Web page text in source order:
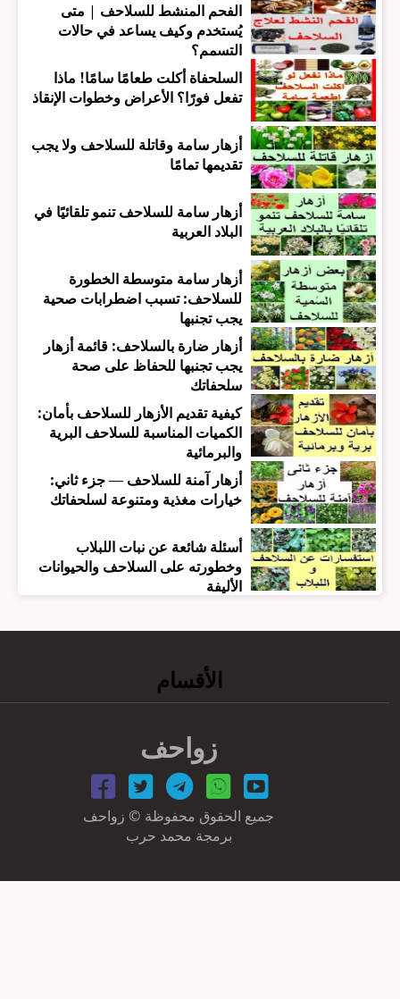
الفحم المنشط للسلاحف | متى
يُستخدم وكيف يساعد في حالات
التسمم؟
السلحفاة أكلت طعامًا سامًا! ماذا
تفعل فورًا؟ الأعراض وخطوات الإنقاذ
أزهار سامة وقاتلة للسلاحف ولا يجب
تقديمها تمامًا
أزهار سامة للسلاحف تنمو تلقائيًا في
البلاد العربية
أزهار سامة متوسطة الخطورة
للسلاحف: تسبب اضطرابات صحية
يجب تجنبها
أزهار ضارة بالسلاحف: قائمة أزهار
يجب تجنبها للحفاظ على صحة
سلحفاتك
كيفية تقديم الأزهار للسلاحف بأمان:
الكميات المناسبة للسلاحف البرية
والبرمائية
أزهار آمنة للسلاحف — جزء ثاني:
خيارات مغذية ومتنوعة لسلحفاتك
أسئلة شائعة عن نبات اللبلاب
وخطورته على السلاحف والحيوانات
الأليفة
الأقسام
زواحف
جميع الحقوق محفوظة © زواحف
برمجة محمد حرب